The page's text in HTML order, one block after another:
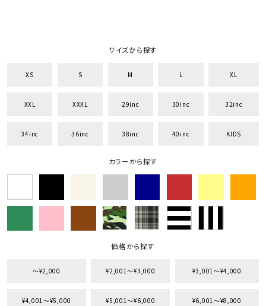
サイズから探す
XS S M L XL
XXL XXXL 29inc 30inc 32inc
34inc 36inc 38inc 40inc KIDS
カラーから探す
価格から探す
〜¥2,000 ¥2,001〜¥3,000 ¥3,001〜¥4,000
¥4,001〜¥5,000 ¥5,001〜¥6,000 ¥6,001〜¥8,000